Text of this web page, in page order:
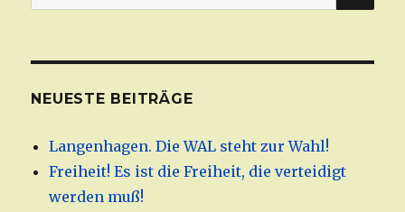
nach:
NEUESTE BEITRÄGE
Langenhagen. Die WAL steht zur Wahl!
Freiheit! Es ist die Freiheit, die verteidigt
werden muß!